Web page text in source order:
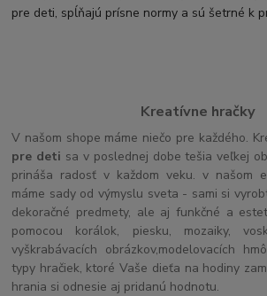
pre deti, spĺňajú prísne normy a sú šetrné k
Kreatívne hračky
V našom shope máme niečo pre každého.
pre deti sa v poslednej dobe tešia veľkej
prináša radosť v každom veku. v našom
máme sady od výmyslu sveta - sami si
dekoračné predmety, ale aj funkčné a
pomocou korálok, piesku, mozaiky,
vyškrabávacích obrázkov,modelovacích
typy hračiek, ktoré Vaše dieťa na hodiny
hrania si odnesie aj pridanú hodnotu.